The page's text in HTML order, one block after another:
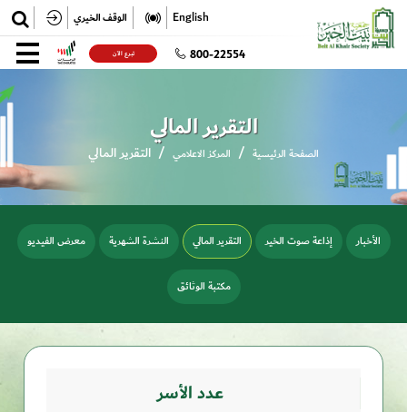
✕ English الوقف الخيري
تسجيل الدخول تسجيل 800-22554 تبرع الآن
التقرير المالي
الصفحة الرئيسية المركز الاعلامي التقرير المالي
الأخبار إذاعة صوت الخير التقرير المالي النشرة الشهرية معرض الفيديو
مكتبة الوثائق
عدد الأسر